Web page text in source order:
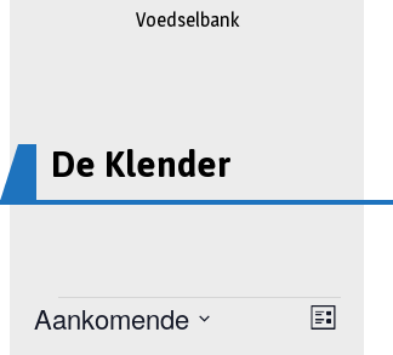
Voedselbank
De Klender